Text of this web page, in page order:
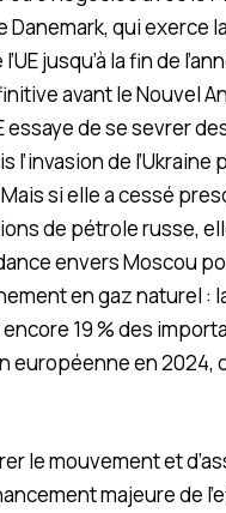
Danemark, qui exerce
jusqu’à la fin de
avant le Nouvel
essaye de se sevrer
l’invasion de l’Ukraine
si elle a cessé
de pétrole russe,
envers Moscou
en gaz naturel :
19 % des
européenne en 2024,
le mouvement et
majeure de